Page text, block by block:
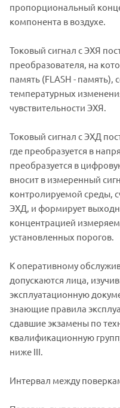
пропорциональный
компонента в воздухе.
Токовый сигнал с ЭХЯ
преобразователя, на
память (FLASH -
температурных
чувствительности ЭХЯ.
Токовый сигнал с ЭХД
где преобразуется в
преобразуется в
вносит в измеренный
контролируемой среды,
ЭХД, и формирует
концентрацией
установленных порогов.
К оперативному
допускаются лица,
эксплуатационную
знающие правила
сдавшие экзамены по
квалификационную
ниже III.
Интервал между